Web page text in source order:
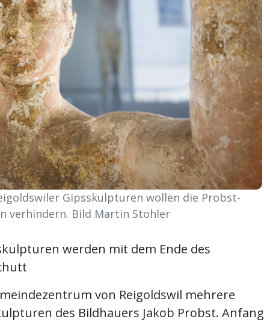
Gipsskulpturen wollen die Probst-
verhindern. Bild Martin Stohler
werden mit dem Ende des
von Reigoldswil mehrere
des Bildhauers Jakob Probst. Anfang